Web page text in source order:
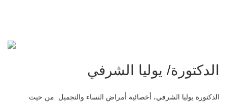
الدكتورة/ يوليا الشرفي
الدكتورة يوليا الشرفي، أخصائية أمراض النساء والتجميل من حيث